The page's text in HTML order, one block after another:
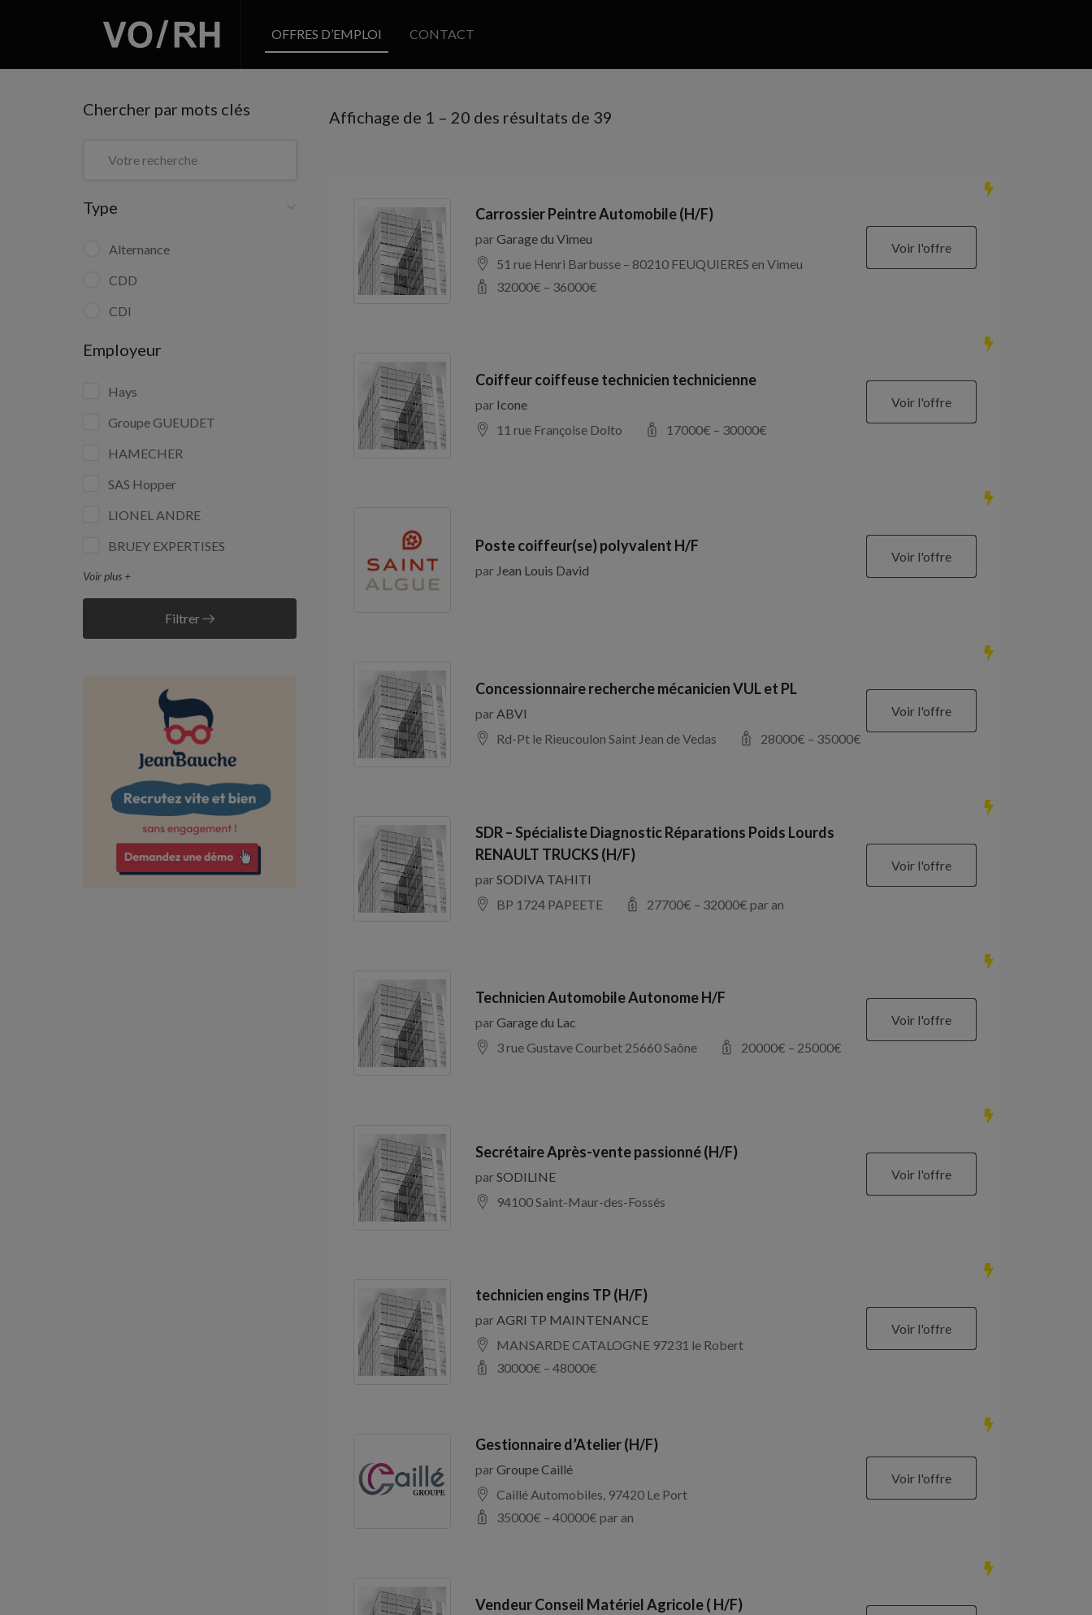
OFFRES D’EMPLOI CONTACT
Chercher par mots clés
Type
Alternance
CDD
CDI
Employeur
Hays
Groupe GUEUDET
HAMECHER
SAS Hopper
LIONEL ANDRE
BRUEY EXPERTISES
Voir plus +
Filtrer
Affichage de 1 – 20 des résultats de 39
Carrossier Peintre Automobile (H/F)
parGarage du Vimeu
51 rue Henri Barbusse – 80210 FEUQUIERES en Vimeu
32000€ – 36000€
Voir l'offre
Coiffeur coiffeuse technicien technicienne
par Icone
11 rue Françoise Dolto
17000€ – 30000€
Voir l'offre
Poste coiffeur(se) polyvalent H/F
par Jean Louis David
Voir l'offre
Concessionnaire recherche mécanicien VUL et PL
parABVI
Rd-Pt le Rieucoulon Saint Jean de Vedas
28000€ – 35000€
Voir l'offre
SDR – Spécialiste Diagnostic Réparations Poids Lourds
RENAULT TRUCKS (H/F)
par SODIVA TAHITI
BP 1724 PAPEETE
27700€ – 32000€ par an
Voir l'offre
Technicien Automobile Autonome H/F
parGarage du Lac
3 rue Gustave Courbet 25660 Saône
20000€ – 25000€
Voir l'offre
Secrétaire Après-vente passionné (H/F)
parSODILINE
94100 Saint-Maur-des-Fossés
Voir l'offre
technicien engins TP (H/F)
parAGRI TP MAINTENANCE
MANSARDE CATALOGNE 97231 le Robert
30000€ – 48000€
Voir l'offre
Gestionnaire d’Atelier (H/F)
parGroupe Caillé
Caillé Automobiles, 97420 Le Port
35000€ – 40000€ par an
Voir l'offre
Vendeur Conseil Matériel Agricole ( H/F)